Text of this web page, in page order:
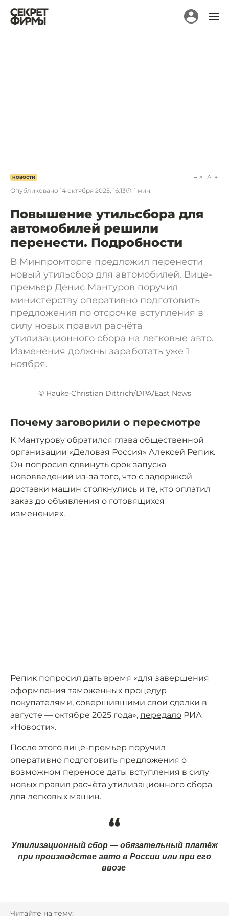
НОВОСТИ
Опубликовано 14 октября 2025, 16:13 1 мин.
a A
Повышение утильсбора для
автомобилей решили
перенести. Подробности
В Минпромторге предложил перенести
новый утильсбор для автомобилей. Вице-
премьер Денис Мантуров поручил
министерству оперативно подготовить
предложения по отсрочке вступления в
силу новых правил расчёта
утилизационного сбора на легковые авто.
Изменения должны заработать уже 1
ноября.
© Hauke-Christian Dittrich/DPA/East News
Почему заговорили о пересмотре
К Мантурову обратился глава общественной
организации «Деловая Россия» Алексей Репик.
Он попросил сдвинуть срок запуска
нововведений из-за того, что с задержкой
доставки машин столкнулись и те, кто оплатил
заказ до объявления о готовящихся
изменениях.
Репик попросил дать время «для завершения
оформления таможенных процедур
покупателями, совершившими свои сделки в
августе — октябре 2025 года», передало РИА
«Новости».
После этого вице-премьер поручил
оперативно подготовить предложения о
возможном переносе даты вступления в силу
новых правил расчёта утилизационного сбора
для легковых машин.
“
Утилизационный сбор — обязательный платёж
при производстве авто в России или при его
ввозе.
Читайте на тему: